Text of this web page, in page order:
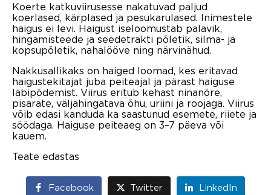
Koerte katkuviirusesse nakatuvad paljud
koerlased, kärplased ja pesukarulased. Inimestele
haigus ei levi. Haigust iseloomustab palavik,
hingamisteede ja seedetrakti põletik, silma- ja
kopsupõletik, nahalööve ning närvinähud.
Nakkusallikaks on haiged loomad, kes eritavad
haigustekitajat juba peiteajal ja pärast haiguse
läbipõdemist. Viirus eritub kehast ninanõre,
pisarate, väljahingatava õhu, uriini ja roojaga. Viirus
võib edasi kanduda ka saastunud esemete, riiete ja
söödaga. Haiguse peiteaeg on 3–7 päeva või
kauem.
Teate edastas
Facebook Twitter LinkedIn